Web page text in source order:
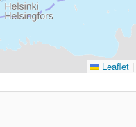
Leaflet |